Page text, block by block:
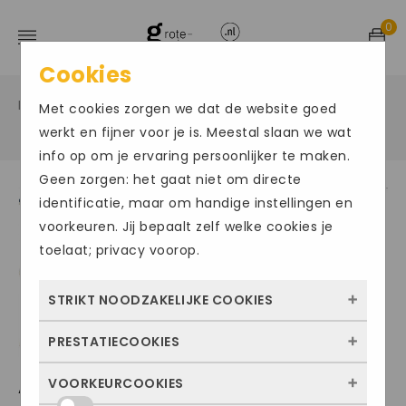
0
Home / Grote maten herenschoenen / Veter sportief
AUSTRALIAN CONNERY
Cookies
Met cookies zorgen we dat de website goed
werkt en fijner voor je is. Meestal slaan we wat
info op om je ervaring persoonlijker te maken.
Geen zorgen: het gaat niet om directe
identificatie, maar om handige instellingen en
voorkeuren. Jij bepaalt zelf welke cookies je
toelaat; privacy voorop.
STRIKT NOODZAKELIJKE COOKIES
Deze cookies zorgen ervoor dat de website
kunnen niet worden uitgezet. Meestal
PRESTATIECOOKIES
Met deze cookies zien we hoe vaak onze
VOORKEURCOOKIES